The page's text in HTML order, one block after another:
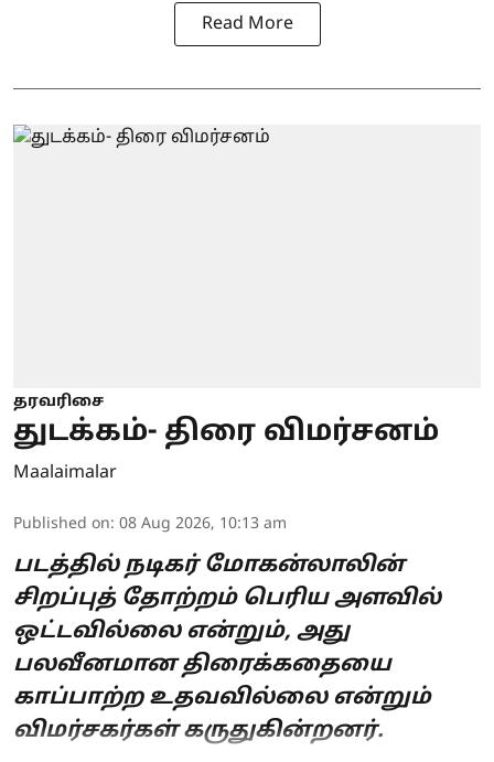
Read More
தரவரிசை
துடக்கம்- திரை விமர்சனம்
Maalaimalar
Published on: 08 Aug 2026, 10:13 am
படத்தில் நடிகர் மோகன்லாலின்
சிறப்புத் தோற்றம் பெரிய அளவில்
ஒட்டவில்லை என்றும், அது
பலவீனமான திரைக்கதையை
காப்பாற்ற உதவவில்லை என்றும்
விமர்சகர்கள் கருதுகின்றனர்.